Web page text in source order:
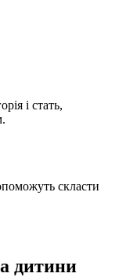
і стать,
скласти
дитини